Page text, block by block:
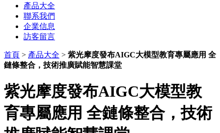
產品大全
聯系我們
企業信息
訪客留言
首頁 > 產品大全 > 紫光摩度發布AIGC大模型教育專屬應用 全
鏈條整合，技術推廣賦能智慧課堂
紫光摩度發布AIGC大模型教
育專屬應用 全鏈條整合，技術